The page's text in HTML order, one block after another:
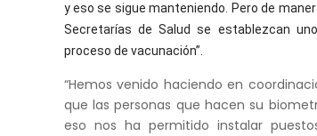
y eso se sigue manteniendo. Pero de
Secretarías de Salud se establezcan
proceso de vacunación”.
“Hemos venido haciendo en
que las personas que hacen su
eso nos ha permitido instalar